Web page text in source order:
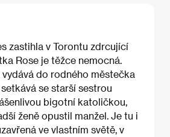
zastihla v Torontu zdrcující
Rose je těžce nemocná.
do rodného městečka
se starší sestrou
bigotní katoličkou,
ženě opustil manžel. Je tu i
ve vlastním světě, v